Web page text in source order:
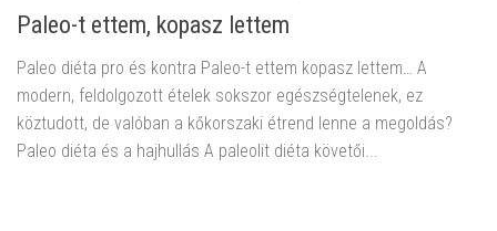
Paleo-t ettem, kopasz lettem
Paleo diéta pro és kontra Paleo-t ettem kopasz lettem… A
modern, feldolgozott ételek sokszor egészségtelenek, ez
köztudott, de valóban a kőkorszaki étrend lenne a megoldás?
Paleo diéta és a hajhullás A paleolit diéta követői...